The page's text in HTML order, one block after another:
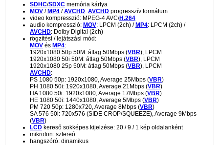
SDHC/SDXC memória kártya
MOV /MP4 /AVCHD: AVCHD progresszív formátum
video kompresszió: MPEG-4 AVC/H.264
audio kompresszió: MOV: LPCM (2ch) /MP4: LPCM (2ch) /
AVCHD: Dolby Digital (2ch)
rögzítési / lejátszási mód:
MOV és MP4:
1920x1080 50p 50M: átlag 50Mbps (VBR), LPCM
1920x1080 50i 50M: átlag 50Mbps (VBR), LPCM
1920x1080 25p 50M: átlag 50Mbps (VBR), LPCM
AVCHD:
PS 1080 50p: 1920x1080, Average 25Mbps (VBR)
PH 1080 50i: 1920x1080, Average 21Mbps (VBR)
HA 1080 50i: 1920x1080, Average 17Mbps (VBR)
HE 1080 50i: 1440x1080, Average 5Mbps (VBR)
PM 720 50p: 1280x720, Average 8Mbps (VBR)
SA 576 50i: 720x576 (SIDE CROP/SQUEEZE), Average 9Mbps
(VBR)
LCD kereső sokképes kijelzése: 20 / 9 / 1 kép oldalanként
mikrofon: sztereó
hangszóró: dinamikus